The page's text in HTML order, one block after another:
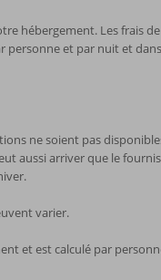
hébergement. Les frais
personne et par nuit et
ne soient pas
aussi arriver que le
varier.
et est calculé par